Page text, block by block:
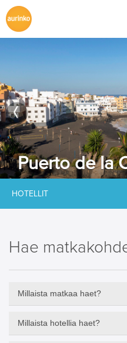
Puerto de la
HOTELLIT
Hae
Millaista matkaa haet?
Millaista hotellia haet?